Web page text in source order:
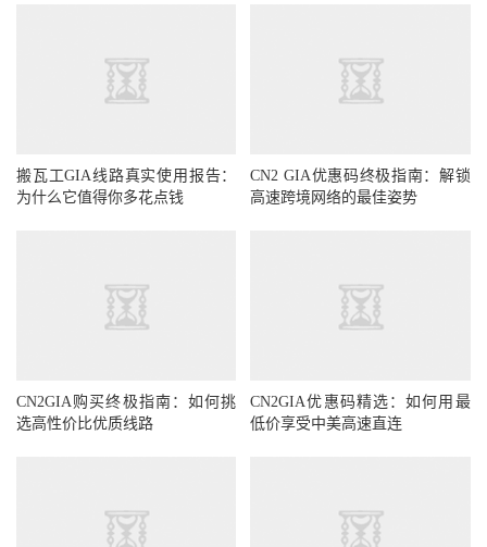
搬瓦工GIA线路真实使用报告：
为什么它值得你多花点钱
CN2 GIA优惠码终极指南：解锁
高速跨境网络的最佳姿势
CN2GIA购买终极指南：如何挑
选高性价比优质线路
CN2GIA优惠码精选：如何用最
低价享受中美高速直连